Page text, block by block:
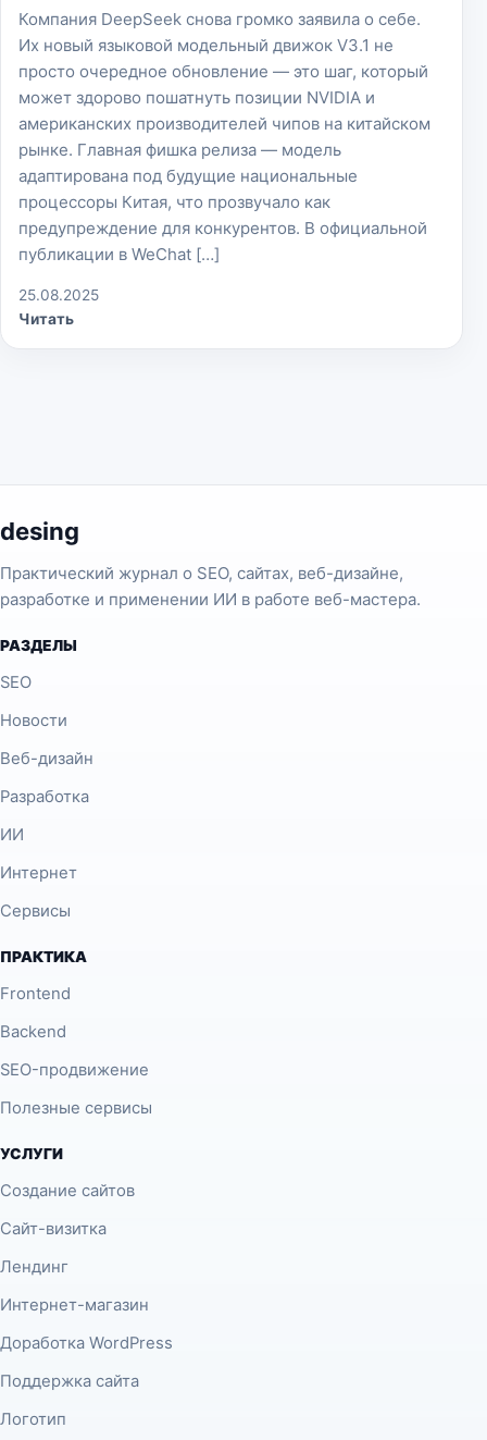
Компания DeepSeek снова громко заявила о себе.
Их новый языкoвой модельный движок V3.1 не
просто очередное обновление — это шаг, который
может здорово пошатнуть позиции NVIDIA и
американских производителей чипов на китайском
рынке. Главная фишка релиза — модель
адаптирована под будущие национальные
процессоры Китая, что прозвучало как
предупреждение для конкурентов. В официальной
публикации в WeChat […]
25.08.2025
Читать
desing
Практический журнал о SEO, сайтах, веб-дизайне,
разработке и применении ИИ в работе веб-мастера.
РАЗДЕЛЫ
SEO
Новости
Веб-дизайн
Разработка
ИИ
Интернет
Сервисы
ПРАКТИКА
Frontend
Backend
SEO-продвижение
Полезные сервисы
УСЛУГИ
Создание сайтов
Сайт-визитка
Лендинг
Интернет-магазин
Доработка WordPress
Поддержка сайта
Логотип